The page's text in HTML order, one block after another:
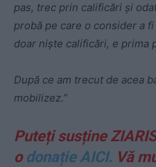
pas, trec prin calificări şi
probă pe care o consider a
doar nişte calificări, e prima
După ce am trecut de acea
mobilizez.”
Puteți susține
o donație AICI. Vă